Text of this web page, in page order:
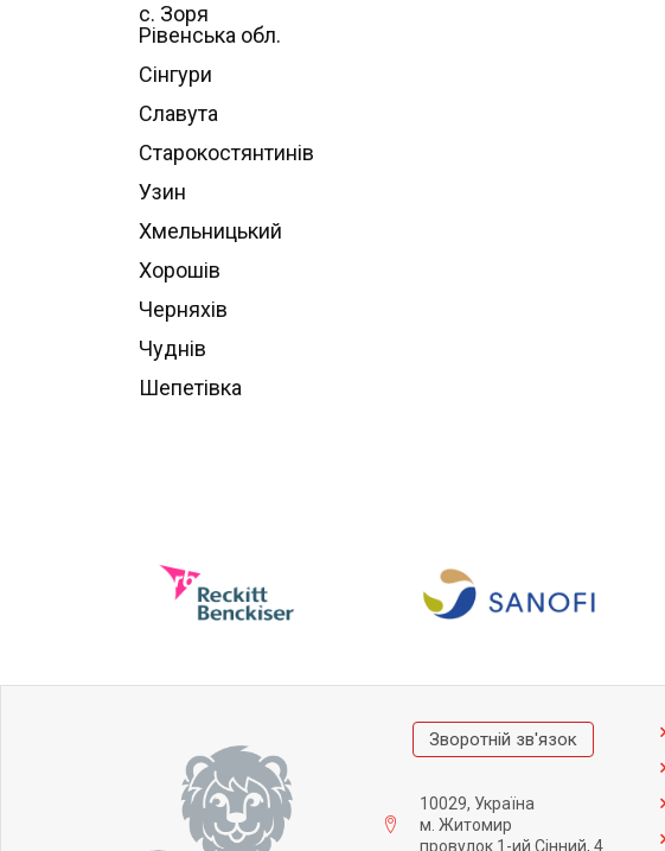
с. Зоря
Рівенська обл.
Сінгури
Славута
Старокостянтинів
Узин
Хмельницький
Хорошів
Черняхів
Чуднів
Шепетівка
Зворотній зв'язок
10029, Україна
м. Житомир
провулок 1-ий Сінний, 4